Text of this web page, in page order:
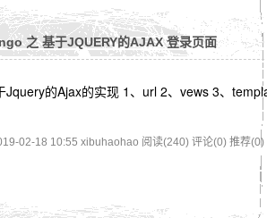
之 基于JQUERY的AJAX 登录页面
Jquery的Ajax的实现 1、url 2、vews 3、
02-18 10:55 xibuhaohao 阅读(240) 评论(0) 推荐(0)